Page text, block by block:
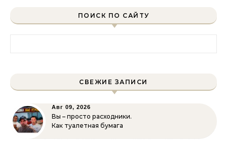
ПОИСК ПО САЙТУ
СВЕЖИЕ ЗАПИСИ
Авг 09, 2026
Вы – просто расходники.
Как туалетная бумага